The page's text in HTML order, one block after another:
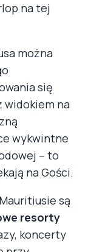
na tej
można
się
widokiem na
wykwintne
– to
na Gości.
są
resorty
koncerty